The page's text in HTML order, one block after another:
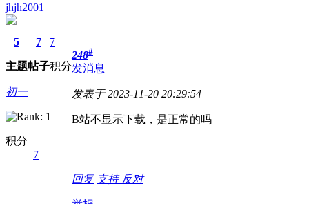
jhjh2001
5
主题
7
帖子
7
积分
初一
积分
7
248#
发消息
发表于 2023-11-20 20:29:54
B站不显示下载，是正常的吗
回复 支持 反对